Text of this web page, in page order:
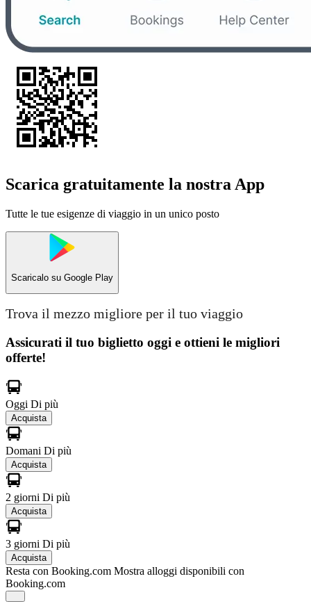
Scarica gratuitamente la nostra App
Tutte le tue esigenze di viaggio in un unico posto
Scaricalo su Google Play
Trova il mezzo migliore per il tuo viaggio
Assicurati il ​​tuo biglietto oggi e ottieni le migliori
offerte!
Oggi Di più
Acquista
Domani Di più
Acquista
2 giorni Di più
Acquista
3 giorni Di più
Acquista
Resta con Booking.com Mostra alloggi disponibili con
Booking.com